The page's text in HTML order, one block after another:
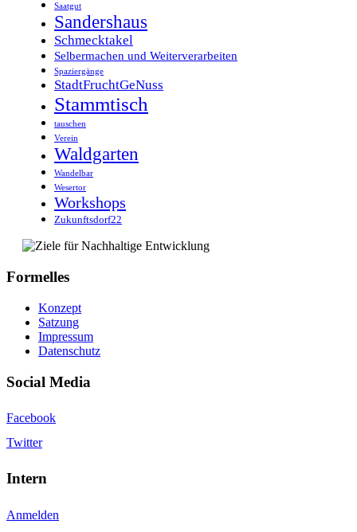
Saatgut
Sandershaus
Schmecktakel
Selbermachen und Weiterverarbeiten
Spaziergänge
StadtFruchtGeNuss
Stammtisch
tauschen
Verein
Waldgarten
Wandelbar
Wesertor
Workshops
Zukunftsdorf22
Formelles
Konzept
Satzung
Impressum
Datenschutz
Social Media
Facebook
Twitter
Intern
Anmelden